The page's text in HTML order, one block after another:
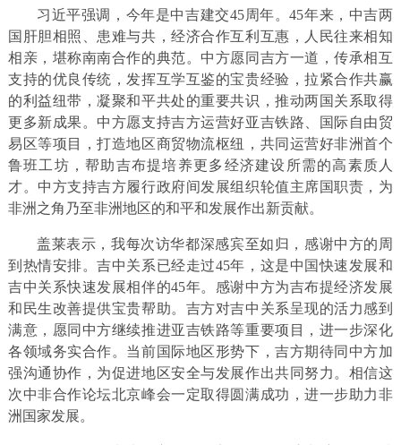
习近平强调，今年是中吉建交45周年。45年来，中吉两
国肝胆相照、患难与共，经济合作互利互惠，人民往来相知
相亲，堪称南南合作的典范。中方愿同吉方一道，传承相互
支持的优良传统，发挥互学互鉴的宝贵经验，拉紧合作共赢
的利益纽带，凝聚和平共处的重要共识，推动两国关系取得
更多新成果。中方愿支持吉方运营好亚吉铁路、国际自由贸
易区等项目，打造地区商贸物流枢纽，共同运营好非洲首个
鲁班工坊，帮助吉布提培养更多经济建设所需的高素质人
才。中方支持吉方履行政府间发展组织轮值主席国职责，为
非洲之角乃至非洲地区的和平和发展作出新贡献。
盖莱表示，我每次访华都深感宾至如归，感谢中方的周
到热情安排。吉中关系已经走过45年，这是中国快速发展和
吉中关系快速发展相伴的45年。感谢中方为吉布提经济发展
和民生改善提供宝贵帮助。吉方对吉中关系呈现的活力感到
满意，愿同中方继续推进亚吉铁路等重要项目，进一步深化
各领域务实合作。当前国际地区形势下，吉方期待同中方加
强沟通协作，为促进地区安全与发展作出共同努力。相信这
次中非合作论坛北京峰会一定取得圆满成功，进一步助力非
洲国家发展。